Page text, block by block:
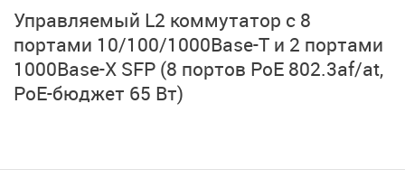
Управляемый L2 коммутатор с 8
портами 10/100/1000Base-T и 2 портами
1000Base-X SFP (8 портов PoE 802.3af/at,
PoE-бюджет 65 Вт)